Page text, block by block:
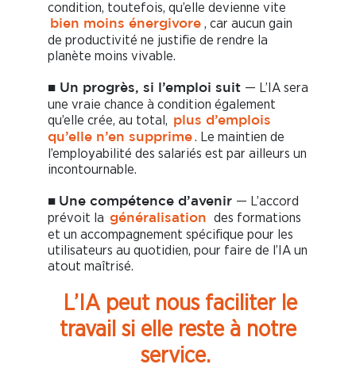
condition, toutefois, qu’elle devienne vite
bien moins énergivore , car aucun gain
de productivité ne justifie de rendre la
planète moins vivable.
■ Un progrès, si l’emploi suit — L’IA sera
une vraie chance à condition également
qu’elle crée, au total, plus d’emplois
qu’elle n’en supprime . Le maintien de
l’employabilité des salariés est par ailleurs un
incontournable.
■ Une compétence d’avenir — L’accord
prévoit la généralisation
des formations
et un accompagnement spécifique pour les
utilisateurs au quotidien, pour faire de l’IA un
atout maîtrisé.
L’IA peut nous faciliter le
travail si elle reste à notre
service.